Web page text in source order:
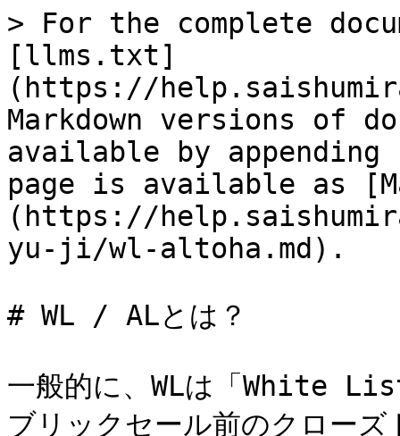
> For the complete
[llms.txt]
(https://
Markdown versions of
available by
page is available as
(https://
yu-ji/wl-altoha.md).
# WL / ALとは？
一般的に、WLは「White
ブリックセール前のクロー